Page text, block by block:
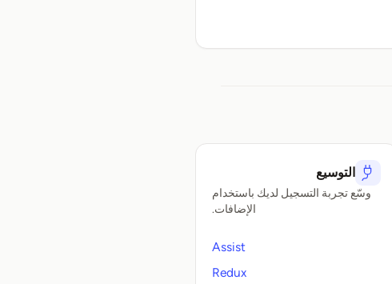
التوسيع
وسّع تجربة التسجيل لديك باستخدام
الإضافات.
Assist
Redux